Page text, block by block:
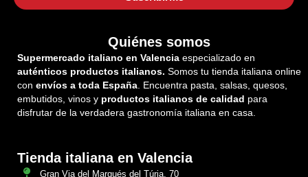
Quiénes somos
Supermercado italiano en Valencia especializado en
auténticos productos italianos. Somos tu tienda italiana online
con envíos a toda España. Encuentra pasta, salsas, quesos,
embutidos, vinos y productos italianos de calidad para
disfrutar de la verdadera gastronomía italiana en casa.
Tienda italiana en Valencia
Gran Via del Marqués del Túria, 70